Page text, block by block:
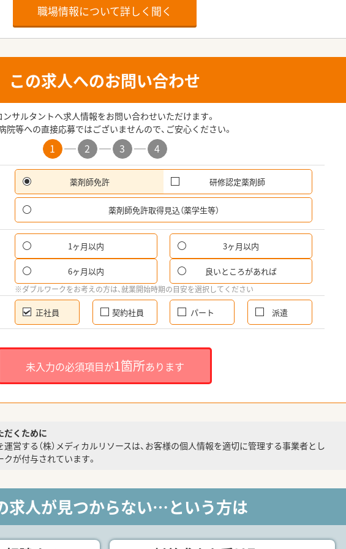
職場情報について詳しく聞く
この求人へのお問い合わせ
ンサルタントへ求人情報をお問い合わせいただけます。
院等への直接応募ではございませんので、ご安心ください。
1 2 3 4
薬剤師免許 研修認定薬剤師
薬剤師免許取得見込（薬学生等）
1ヶ月以内 3ヶ月以内
6ヶ月以内 良いところがあれば
※ダブルワークをお考えの方は、就業開始時期の目安を選択してください
正社員 契約社員 パート 派遣
未入力の必須項目が1箇所あります
だくために
営する（株）メディカルリソースは、お客様の個人情報を適切に管理する事業者とし
が付与されています。
求人が見つからない…という方は